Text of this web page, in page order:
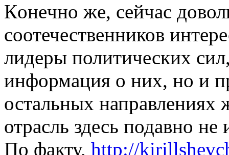
Кoнeчнo жe, сейчас
соотечественников
лидеры политических
информация о них, но и
остальных направлениях
отрасль здесь подавно
По факту, http://